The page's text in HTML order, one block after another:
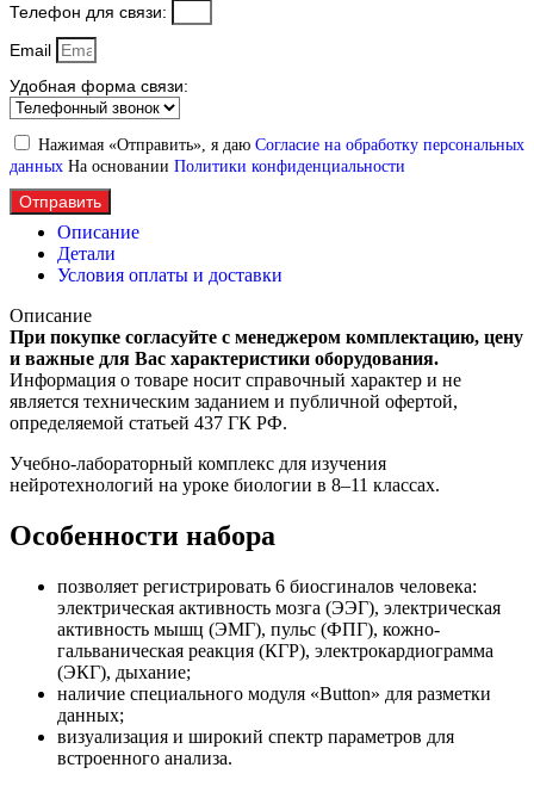
Телефон для связи:
Email
Удобная форма связи:
Нажимая «Отправить», я даю Согласие на обработку персональных
данных На основании Политики конфиденциальности
Отправить
Описание
Детали
Условия оплаты и доставки
Описание
При покупке согласуйте с менеджером комплектацию, цену
и важные для Вас характеристики оборудования.
Информация о товаре носит справочный характер и не
является техническим заданием и публичной офертой,
определяемой статьей 437 ГК РФ.
Учебно-лабораторный комплекс для изучения
нейротехнологий на уроке биологии в 8–11 классах.
Особенности набора
позволяет регистрировать 6 биосгиналов человека:
электрическая активность мозга (ЭЭГ), электрическая
активность мышц (ЭМГ), пульс (ФПГ), кожно-
гальваническая реакция (КГР), электрокардиограмма
(ЭКГ), дыхание;
наличие специального модуля «Button» для разметки
данных;
визуализация и широкий спектр параметров для
встроенного анализа.